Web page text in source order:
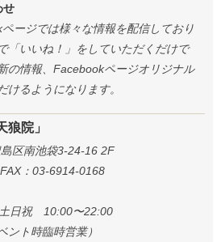
せ
ージでは様々な情報を配信しており
「いいね！」をしていただくだけで
の情報、Facebookページオリジナル
けるようになります。
院」
区南池袋3-24-16 2F
：03-6914-0168
日祝 10:00〜22:00
ント時臨時営業）